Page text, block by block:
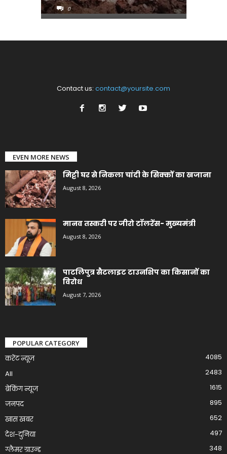
0
Contact us: contact@yoursite.com
EVEN MORE NEWS
मिट्टी घर से निकला चांदी के सिक्कों का खजाना
August 8, 2026
मानव तस्करी पर जीरो टॉलरेंस- मुख्यमंत्री
August 8, 2026
पाटलिपुत्र सैटलाइट टाउनशिप का किसानों का
विरोध
August 7, 2026
POPULAR CATEGORY
करेंट न्यूज़
4085
All
2483
ब्रेकिंग न्यूज
1615
जनपद
895
खास खबर
652
देश-दुनिया
497
ग्लैमर ग्राउन्ड
348